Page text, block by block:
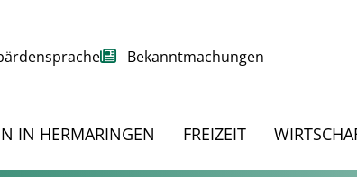
Bekanntmachungen
IN HERMARINGEN FREIZEIT